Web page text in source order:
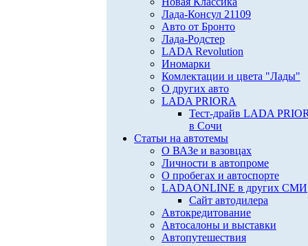
Лада-Консул 21109
Авто от Бронто
Лада-Родстер
LADA Revolution
Иномарки
Комлектации и цвета "Лады"
О других авто
LADA PRIORA
Тест-драйв LADA
в Сочи
Статьи на автотемы
О ВАЗе и вазовцах
Личности в автопроме
О пробегах и автоспорте
LADAONLINE в других СМИ
Сайт автодилера
Автокредитование
Автосалоны и выставки
Автопутешествия